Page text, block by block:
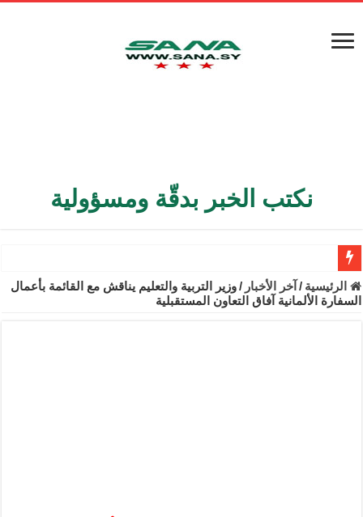
نكتب الخبر بدقّة ومسؤولية
الأمن الداخلي يعثر على مقبرة جماعية في ريف اللاذقية تضم 9 جثامين
الوزير الشيباني يبحث في باريس تعزيز الاستقرار في سوريا
الرئيسية / آخر الأخبار /وزير التربية والتعليم يناقش مع القائمة بأعمال
السفارة الألمانية آفاق التعاون المستقبلية